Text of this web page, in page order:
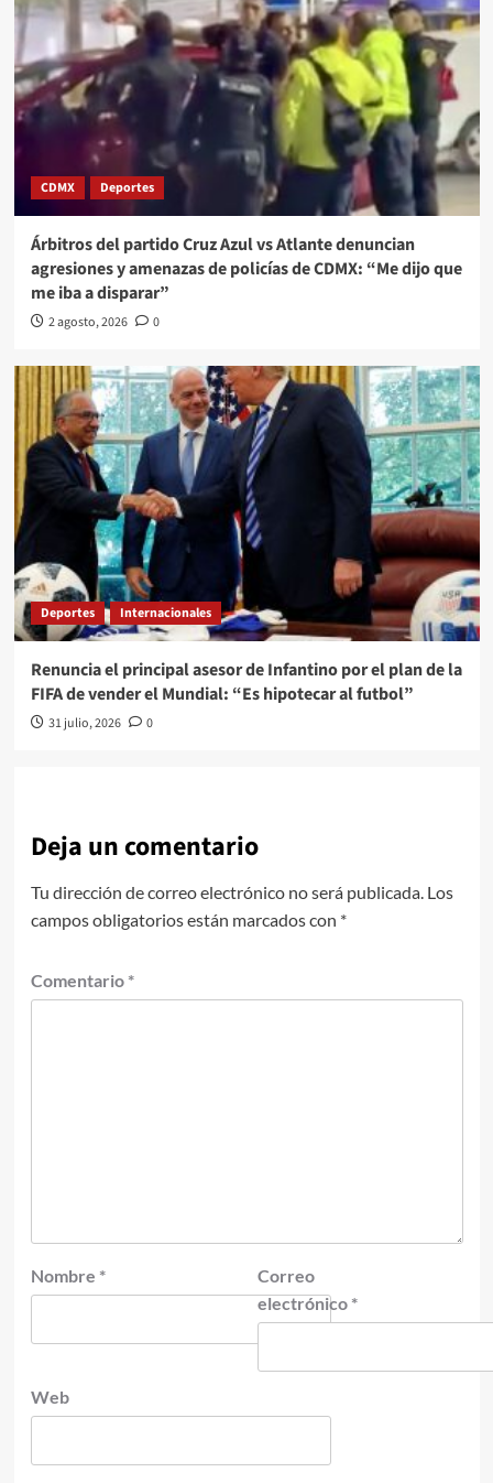
CDMX Deportes
Árbitros del partido Cruz Azul vs Atlante denuncian
agresiones y amenazas de policías de CDMX: “Me dijo que
me iba a disparar”
2 agosto, 2026 0
Deportes Internacionales
Renuncia el principal asesor de Infantino por el plan de la
FIFA de vender el Mundial: “Es hipotecar al futbol”
31 julio, 2026 0
Deja un comentario
Tu dirección de correo electrónico no será publicada. Los
campos obligatorios están marcados con *
Comentario *
Nombre *
Correo
electrónico *
Web